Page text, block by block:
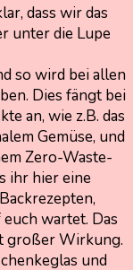
dass wir das
unter die Lupe
so wird bei allen
Dies fängt bei
an, wie z.B. das
Gemüse, und
Zero-Waste-
ihr hier eine
wartet. Das
großer Wirkung.
und